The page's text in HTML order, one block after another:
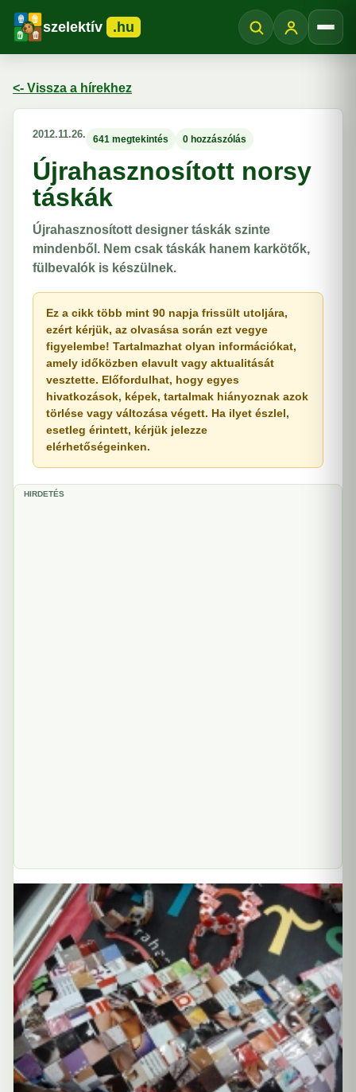
szelektív .hu
<- Vissza a hírekhez
2012.11.26. 641 megtekintés 0 hozzászólás
Újrahasznosított norsy
táskák
Újrahasznosított designer táskák szinte
mindenből. Nem csak táskák hanem karkötők,
fülbevalók is készülnek.
Ez a cikk több mint 90 napja frissült utoljára,
ezért kérjük, az olvasása során ezt vegye
figyelembe! Tartalmazhat olyan információkat,
amely időközben elavult vagy aktualitását
vesztette. Előfordulhat, hogy egyes
hivatkozások, képek, tartalmak hiányoznak azok
törlése vagy változása végett. Ha ilyet észlel,
esetleg érintett, kérjük jelezze
elérhetőségeinken.
HIRDETÉS